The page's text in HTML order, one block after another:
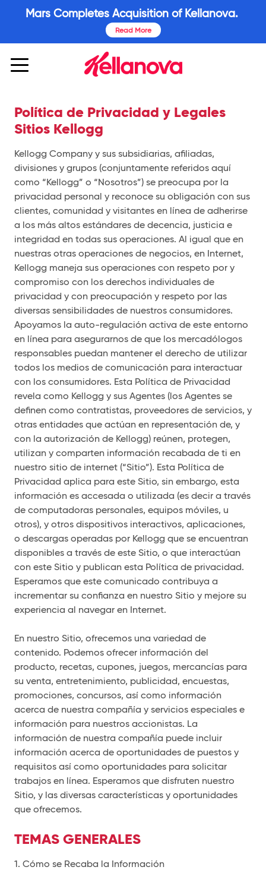
Mars Completes Acquisition of Kellanova.
Read More
Política de Privacidad y Legales
Sitios Kellogg
Kellogg Company y sus subsidiarias, afiliadas,
divisiones y grupos (conjuntamente referidos aquí
como “Kellogg” o “Nosotros”) se preocupa por la
privacidad personal y reconoce su obligación con sus
clientes, comunidad y visitantes en línea de adherirse
a los más altos estándares de decencia, justicia e
integridad en todas sus operaciones. Al igual que en
nuestras otras operaciones de negocios, en Internet,
Kellogg maneja sus operaciones con respeto por y
compromiso con los derechos individuales de
privacidad y con preocupación y respeto por las
diversas sensibilidades de nuestros consumidores.
Apoyamos la auto-regulación activa de este entorno
en línea para asegurarnos de que los mercadólogos
responsables puedan mantener el derecho de utilizar
todos los medios de comunicación para interactuar
con los consumidores. Esta Política de Privacidad
revela como Kellogg y sus Agentes (los Agentes se
definen como contratistas, proveedores de servicios, y
otras entidades que actúan en representación de, y
con la autorización de Kellogg) reúnen, protegen,
utilizan y comparten información recabada de ti en
nuestro sitio de internet (“Sitio”). Esta Política de
Privacidad aplica para este Sitio, sin embargo, esta
información es accesada o utilizada (es decir a través
de computadoras personales, equipos móviles, u
otros), y otros dispositivos interactivos, aplicaciones,
o descargas operadas por Kellogg que se encuentran
disponibles a través de este Sitio, o que interactúan
con este Sitio y publican esta Política de privacidad.
Esperamos que este comunicado contribuya a
incrementar su confianza en nuestro Sitio y mejore su
experiencia al navegar en Internet.
En nuestro Sitio, ofrecemos una variedad de
contenido. Podemos ofrecer información del
producto, recetas, cupones, juegos, mercancías para
su venta, entretenimiento, publicidad, encuestas,
promociones, concursos, así como información
acerca de nuestra compañía y servicios especiales e
información para nuestros accionistas. La
información de nuestra compañía puede incluir
información acerca de oportunidades de puestos y
requisitos así como oportunidades para solicitar
trabajos en línea. Esperamos que disfruten nuestro
Sitio, y las diversas características y oportunidades
que ofrecemos.
TEMAS GENERALES
1. Cómo se Recaba la Información